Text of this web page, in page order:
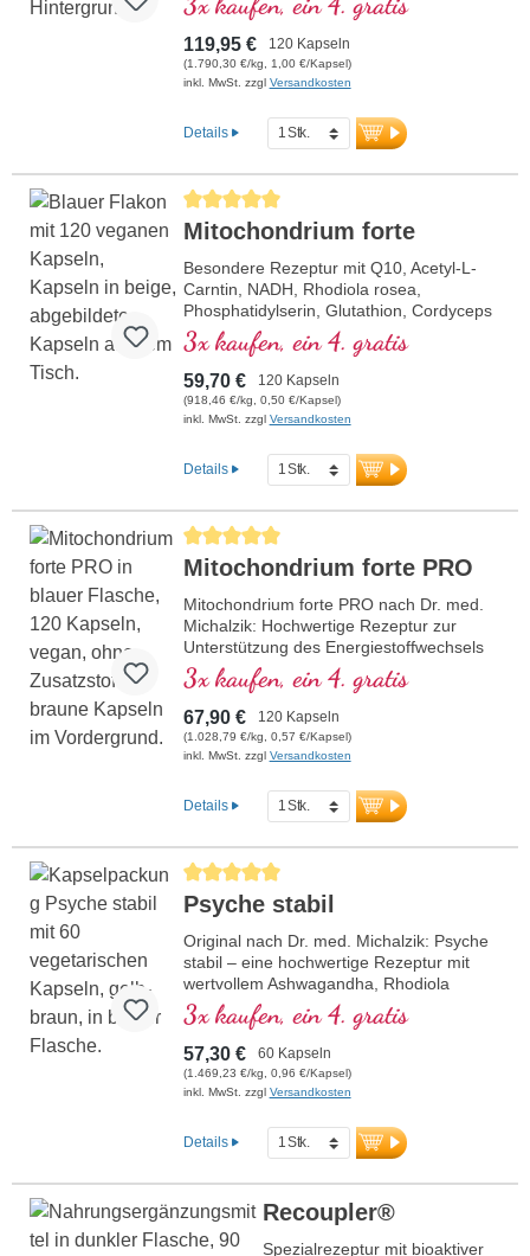
Bioverfügbarkeitsverstärker D-Pinitol.
Kapselhüllen vegan und ohne PEG und
Carrageen und Aluminium freies Siegel,
Mitochondrialer GCP-1α-Aktivator, ohne
Vitalstoffexpertise und über 20-jährige
Produktionserfahrung.
119,95 € 120 Kapseln
(1.790,30 €/kg, 1,00 €/Kapsel)
inkl. MwSt. zzgl Versandkosten
Details
Durchschnittliche Bewertung von 5 von 5 Sternen
Mitochondrium forte
Besondere Rezeptur mit Q10, Acetyl-L-
Carntin, NADH, Rhodiola rosea,
Phosphatidylserin, Glutathion, Cordyceps
und Kupfer, welches zu einem normalen
Stoffwechsel zur Energiegewinnung
beiträgt (in Form von ATP in der
Zellatmungskette).
3x kaufen, ein 4. gratis
59,70 € 120 Kapseln
(918,46 €/kg, 0,50 €/Kapsel)
inkl. MwSt. zzgl Versandkosten
Details
Durchschnittliche Bewertung von 5 von 5 Sternen
Mitochondrium forte PRO
Mitochondrium forte PRO nach Dr. med.
Michalzik: Hochwertige Rezeptur zur
Unterstützung des Energiestoffwechsels
und der Zellgesundheit. Mit NADH, Q10,
Resveratrol und Thiamin, welches den
Energiestoffwechsel fördert, sowie R-
Alpha-Liponsäure in der wertvollen
Sodium-R-Lipoat-Form. Aluminiumfreie
Erfahrung garantieren höchste Qualität.
Von Ärzten entwickelt.
mehr Informationen zu
Mitochondrium forte PRO
3x kaufen, ein 4. gratis
67,90 € 120 Kapseln
(1.028,79 €/kg, 0,57 €/Kapsel)
inkl. MwSt. zzgl Versandkosten
Details
Durchschnittliche Bewertung von 5 von 5 Sternen
Psyche stabil
Original nach Dr. med. Michalzik: Psyche
stabil – eine hochwertige Rezeptur mit
wertvollem Ashwagandha, Rhodiola
rosea, Phosphatidylserin, SAMe, Omega
3 und Vitamin B12, welches zu einer
normalen Funktion der Psyche beiträgt.
Enthält biologisch aktive Formen von
Vitamin B2, B6, B12 und Folsäure für
Deutschland mit über 20-jähriger
Erfahrung und basierend auf über 40
frei von PEG und Carrageen und das
Siegel Aluminium-frei.Psyche stabil nach
3x kaufen, ein 4. gratis
57,30 € 60 Kapseln
(1.469,23 €/kg, 0,96 €/Kapsel)
inkl. MwSt. zzgl Versandkosten
Details
Recoupler®
Spezialrezeptur mit bioaktiver